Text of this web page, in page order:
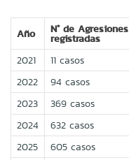
Año N° de Agresiones
registradas
2021
11 casos
2022
94 casos
2023
369 casos
2024
632 casos
2025
605 casos